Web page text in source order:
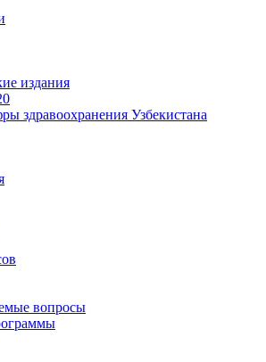
издания
здравоохранения Узбекистана
вопросы